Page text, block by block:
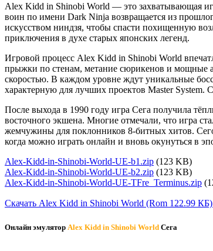
Alex Kidd in Shinobi World — это захватывающая
воин по имени Dark Ninja возвращается из
искусством ниндзя, чтобы спасти похищенную
приключения в духе старых японских легенд.
Игровой процесс Alex Kidd in Shinobi World
прыжки по стенам, метание сюрикенов и мощные
скоростью. В каждом уровне ждут уникальные
характерную для лучших проектов Master
После выхода в 1990 году игра Сега получила
восточного экшена. Многие отмечали, что игра
жемчужины для поклонников 8-битных хитов.
когда можно играть онлайн и вновь окунуться в
Alex-Kidd-in-Shinobi-World-UE-b1.zip (123 KB)
Alex-Kidd-in-Shinobi-World-UE-b2.zip (123 KB)
Alex-Kidd-in-Shinobi-World-UE-TFre_Terminus.zip
Скачать Alex Kidd in Shinobi World (Rom 122.99 КБ)
Онлайн эмулятор Alex Kidd in Shinobi World Сега